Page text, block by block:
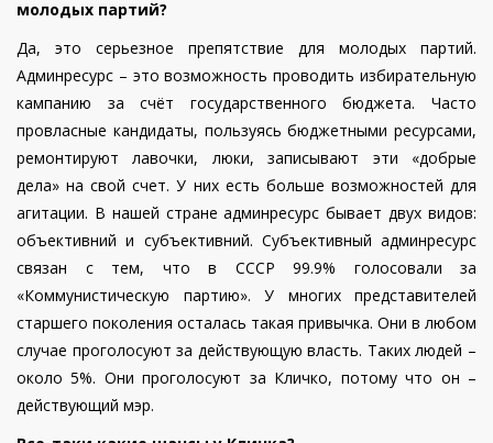
молодых партий?
Да, это серьезное препятствие для молодых партий.
Админресурс – это возможность проводить избирательную
кампанию за счёт государственного бюджета. Часто
провласные кандидаты, пользуясь бюджетными ресурсами,
ремонтируют лавочки, люки, записывают эти «добрые
дела» на свой счет. У них есть больше возможностей для
агитации. В нашей стране админресурс бывает двух видов:
объективний и субъективний. Субъективный админресурс
связан с тем, что в СССР 99.9% голосовали за
«Коммунистическую партию». У многих представителей
старшего поколения осталась такая привычка. Они в любом
случае проголосуют за действующую власть. Таких людей –
около 5%. Они проголосуют за Кличко, потому что он –
действующий мэр.